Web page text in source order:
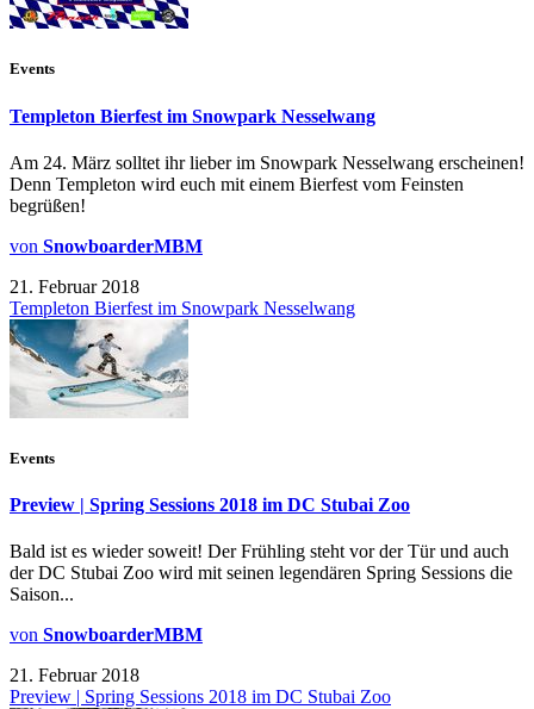
Events
Templeton Bierfest im Snowpark Nesselwang
Am 24. März solltet ihr lieber im Snowpark Nesselwang erscheinen!
Denn Templeton wird euch mit einem Bierfest vom Feinsten
begrüßen!
von SnowboarderMBM
21. Februar 2018
Templeton Bierfest im Snowpark Nesselwang
Events
Preview | Spring Sessions 2018 im DC Stubai Zoo
Bald ist es wieder soweit! Der Frühling steht vor der Tür und auch
der DC Stubai Zoo wird mit seinen legendären Spring Sessions die
Saison...
von SnowboarderMBM
21. Februar 2018
Preview | Spring Sessions 2018 im DC Stubai Zoo